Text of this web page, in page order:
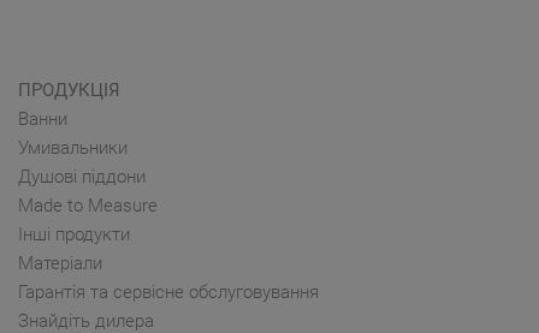
ПРОДУКЦІЯ
Ванни
Умивальники
Душові піддони
Made to Measure
Інші продукти
Матеріали
Гарантія та сервісне обслуговування
Знайдіть дилера